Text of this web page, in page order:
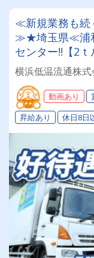
≪新規業務も続
≫★埼玉県≪浦
センター!!【2
給・賞与はもち
横浜低温流通株
動画あり
昇給あり
休日8日